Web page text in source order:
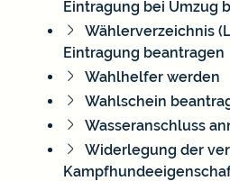
Eintragung bei Umzug
Wählerverzeichnis
Eintragung beantragen
Wahlhelfer werden
Wahlschein
Wasseranschluss
Widerlegung der